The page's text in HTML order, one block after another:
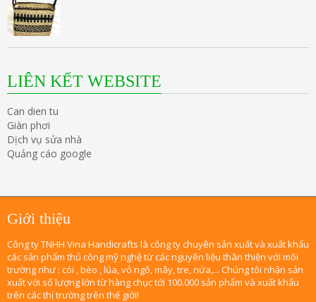
LIÊN KẾT WEBSITE
Can dien tu
Giàn phơi
Dịch vụ sửa nhà
Quảng cáo google
Giới thiệu
Công ty TNHH Vina Handicrafts là công ty chuyên sản xuất và xuất khẩu
các sản phẩm thủ công mỹ nghệ từ các nguyên liệu thân thiện với môi
trường như : cói , bèo , lúa, vỏ ngô, mây, tre, nứa,... Chúng tôi nhận sản
xuất với số lượng lớn từ hàng chục tới 100.000 sản phẩm và xuất khẩu
trên các thị trường trên thế giới!